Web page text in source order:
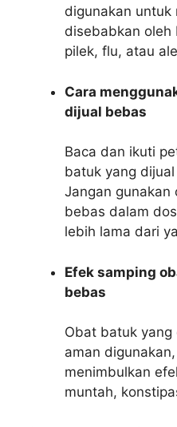
digunakan untuk
disebabkan oleh
pilek, flu, atau
Cara
dijual bebas
Baca dan ikuti
batuk yang
Jangan
bebas dalam
lebih lama dari
Efek samping
bebas
Obat batuk
aman
menimbulkan
muntah,